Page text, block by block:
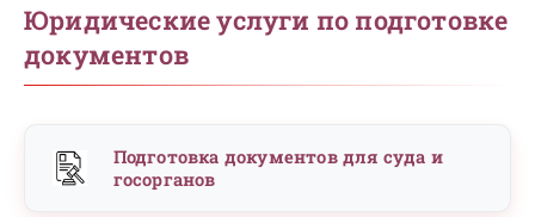
Юридические услуги по подготовке
документов
Подготовка документов для суда и
госорганов